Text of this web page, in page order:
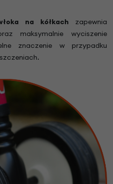
na kółkach zapewnia
maksymalnie wyciszenie
znaczenie w przypadku